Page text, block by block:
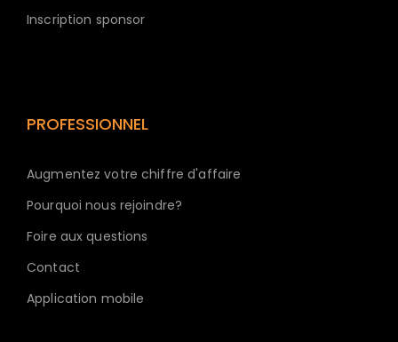
Inscription sponsor
PROFESSIONNEL
Augmentez votre chiffre d'affaire
Pourquoi nous rejoindre?
Foire aux questions
Contact
Application mobile